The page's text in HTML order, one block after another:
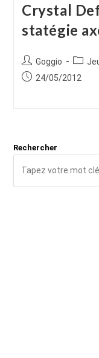
Crystal
statégie
Auteur/autrice
de
Goggio
Post
Publication
24/05/2012
Rechercher